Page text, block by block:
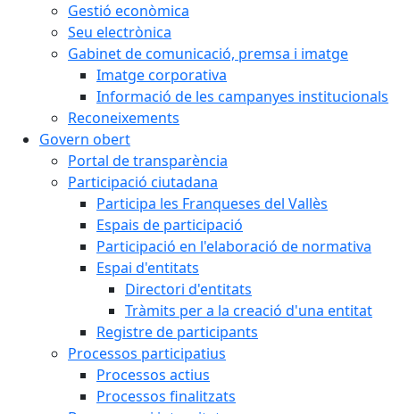
Gestió econòmica
Seu electrònica
Gabinet de comunicació, premsa i imatge
Imatge corporativa
Informació de les campanyes institucionals
Reconeixements
Govern obert
Portal de transparència
Participació ciutadana
Participa les Franqueses del Vallès
Espais de participació
Participació en l'elaboració de normativa
Espai d'entitats
Directori d'entitats
Tràmits per a la creació d'una entitat
Registre de participants
Processos participatius
Processos actius
Processos finalitzats